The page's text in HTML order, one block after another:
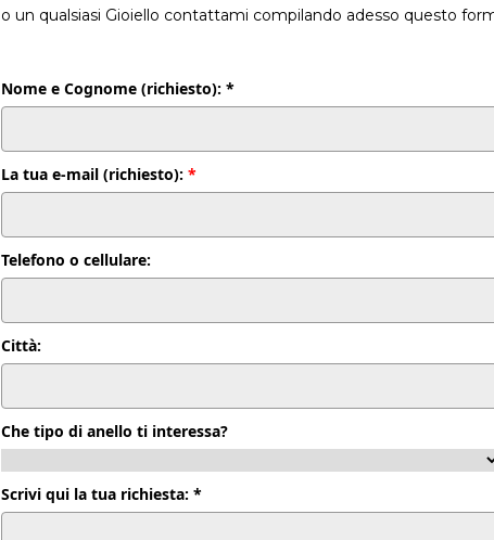
o un qualsiasi Gioiello contattami compilando adesso questo
Nome e Cognome (richiesto): *
La tua e-mail (richiesto): *
Telefono o cellulare:
Città:
Che tipo di anello ti interessa?
Scrivi qui la tua richiesta: *